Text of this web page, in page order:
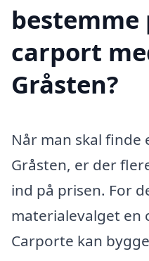
bestemme
carport
Gråsten?
Når man skal finde
Gråsten, er der
ind på prisen. For
materialevalget en
Carporte kan